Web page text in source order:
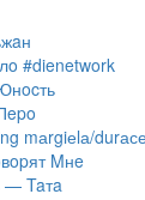
#dienetwork
mаrgiеlа/
Mнe
— Taтa